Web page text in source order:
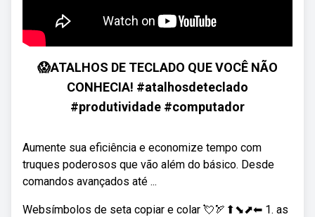
😱ATALHOS DE TECLADO QUE VOCÊ NÃO
CONHECIA! #atalhosdeteclado
#produtividade #computador
Aumente sua eficiência e economize tempo com
truques poderosos que vão além do básico. Desde
comandos avançados até ...
Websímbolos de seta copiar e colar 💘🏹⬆⬊⬈⬅ 1. as